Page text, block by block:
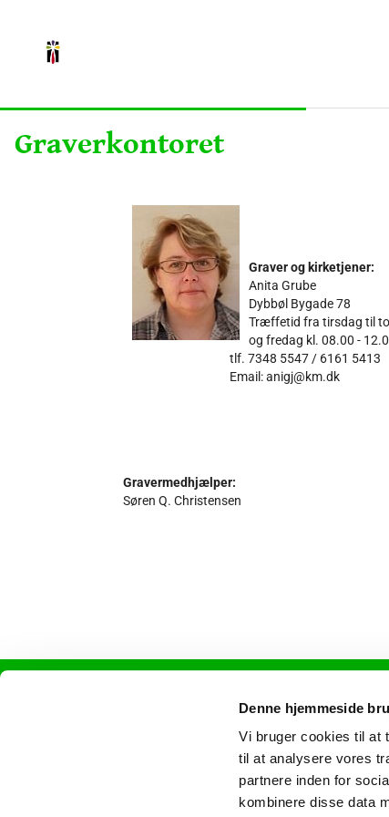
Denne hjemmeside
Vi bruger cookies til at
til at analysere vores
partnere inden for
kombinere disse data
Graverkontoret
Graver og kirketjener:
Anita Grube
Dybbøl Bygade 78
Træffetid fra tirsdag til
og fredag kl. 08.00 -
tlf. 7348 5547 / 6161 5413
Email: anigj@km.dk
Gravermedhjælper:
Søren Q. Christensen